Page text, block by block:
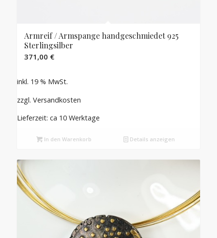
Armreif / Armspange handgeschmiedet 925
Sterlingsilber
371,00 €
inkl. 19 % MwSt.
zzgl. Versandkosten
Lieferzeit: ca 10 Werktage
In den Warenkorb Details anzeigen